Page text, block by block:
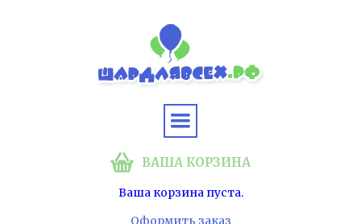
ВАША КОРЗИНА
Ваша корзина пуста.
Оформить заказ